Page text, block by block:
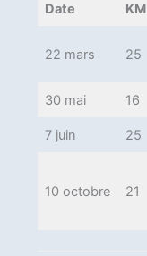
Date KM
22 mars 25
30 mai 16
7 juin 25
10 octobre 21